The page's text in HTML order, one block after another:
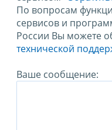
По вопросам
сервисов и
России Вы можете
технической
Ваше сообщение: